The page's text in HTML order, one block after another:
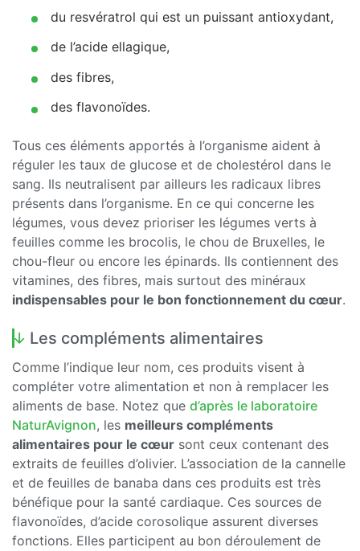
du resvératrol qui est un puissant antioxydant,
de l’acide ellagique,
des fibres,
des flavonoïdes.
Tous ces éléments apportés à l’organisme aident à
réguler les taux de glucose et de cholestérol dans le
sang. Ils neutralisent par ailleurs les radicaux libres
présents dans l’organisme. En ce qui concerne les
légumes, vous devez prioriser les légumes verts à
feuilles comme les brocolis, le chou de Bruxelles, le
chou-fleur ou encore les épinards. Ils contiennent des
vitamines, des fibres, mais surtout des minéraux
indispensables pour le bon fonctionnement du cœur.
Les compléments alimentaires
Comme l’indique leur nom, ces produits visent à
compléter votre alimentation et non à remplacer les
aliments de base. Notez que d’après le laboratoire
NaturAvignon, les meilleurs compléments
alimentaires pour le cœur sont ceux contenant des
extraits de feuilles d’olivier. L’association de la cannelle
et de feuilles de banaba dans ces produits est très
bénéfique pour la santé cardiaque. Ces sources de
flavonoïdes, d’acide corosolique assurent diverses
fonctions. Elles participent au bon déroulement de